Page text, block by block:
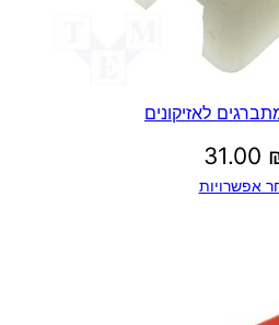
לאזיקונים
31.00
אפשרויות